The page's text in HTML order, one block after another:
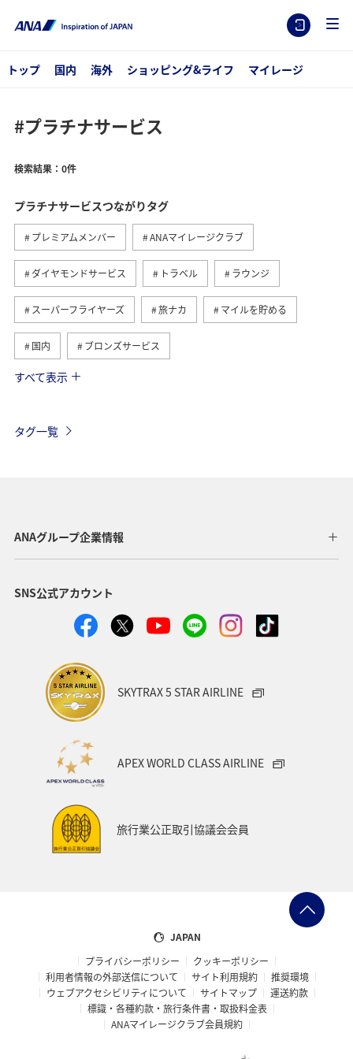
トップ 国内 海外 ショッピング&ライフ マイレージ
#プラチナサービス
検索結果：0件
プラチナサービスつながりタグ
プレミアムメンバー ANAマイレージクラブ
ダイヤモンドサービス トラベル ラウンジ
スーパーフライヤーズ 旅ナカ マイルを貯める
国内 ブロンズサービス
海外
すべて表示
タグ一覧
ANAグループ企業情報
SNS公式アカウント
SKYTRAX 5 STAR AIRLINE
APEX WORLD CLASS AIRLINE
旅行業公正取引協議会会員
JAPAN
プライバシーポリシー
クッキーポリシー
利用者情報の外部送信について
サイト利用規約
推奨環境
ウェブアクセシビリティについて
サイトマップ
運送約款
標識・各種約款・旅行条件書・取扱料金表
ANAマイレージクラブ会員規約